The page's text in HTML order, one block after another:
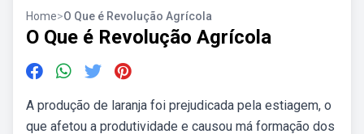
Home>O Que é Revolução Agrícola
O Que é Revolução Agrícola
A produção de laranja foi prejudicada pela estiagem, o
que afetou a produtividade e causou má formação dos